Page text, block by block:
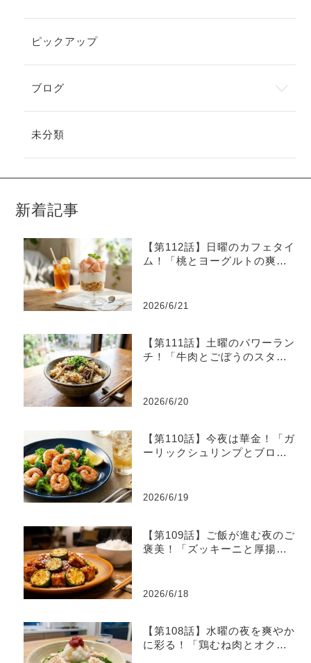
ピックアップ
ブログ
未分類
新着記事
【第112話】日曜のカフェタイ
ム！「桃とヨーグルトの爽や
2026/6/21
【第111話】土曜のパワーラン
チ！「牛肉とごぼうのスタミ
2026/6/20
【第110話】今夜は華金！「ガ
ーリックシュリンプとブロッ
2026/6/19
【第109話】ご飯が進む夜のご
褒美！「ズッキーニと厚揚げ
2026/6/18
【第108話】水曜の夜を爽やか
に彩る！「鶏むね肉とオクラ